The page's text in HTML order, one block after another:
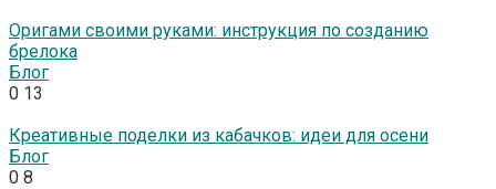
Оригами своими руками: инструкция по созданию
брелока
Блог
0 13
Креативные поделки из кабачков: идеи для осени
Блог
0 8